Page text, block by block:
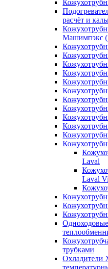
расчёт и
Машимпэкс
Laval
Laval
трубками
Охладители